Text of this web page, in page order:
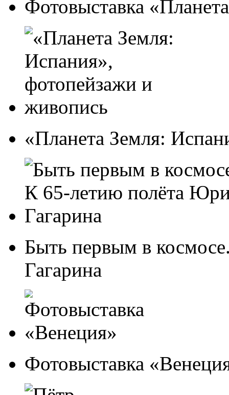
Фотовыставка
«Планета Земля:
Быть первым в
Гагарина
Фотовыставка